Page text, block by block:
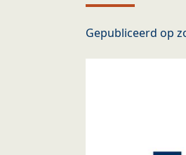
Gepubliceerd op